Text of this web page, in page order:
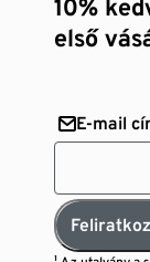
10%
első
E-mail